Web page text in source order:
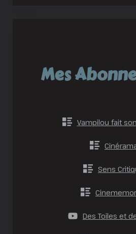
Mes
Vampilou fait
Sens
Des Toiles et